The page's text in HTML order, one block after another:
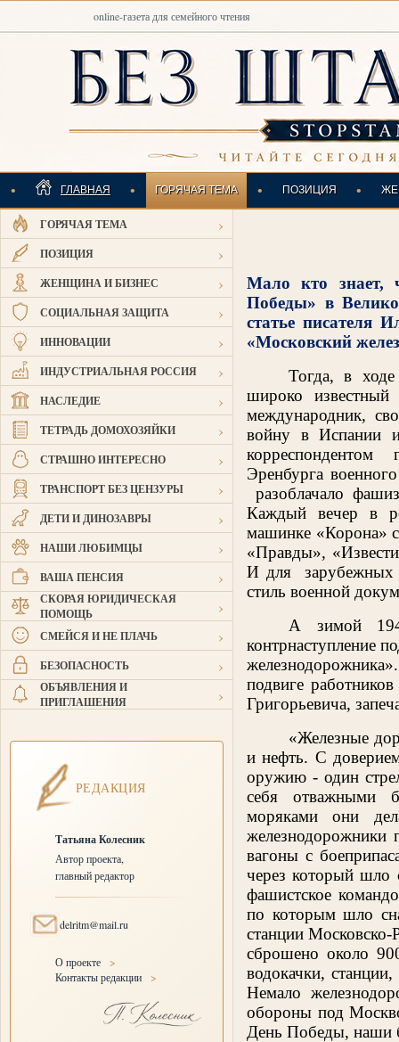
online-газета для семейного чтения
• ГЛАВНАЯ • ГОРЯЧАЯ ТЕМА • ПОЗИЦИЯ •
ИНДУСТРИАЛЬНАЯ
ГОРЯЧАЯ ТЕМА ›
ПОЗИЦИЯ ›
ЖЕНЩИНА И БИЗНЕС ›
СОЦИАЛЬНАЯ ЗАЩИТА ›
ИННОВАЦИИ ›
ИНДУСТРИАЛЬНАЯ РОССИЯ ›
НАСЛЕДИЕ ›
ТЕТРАДЬ ДОМОХОЗЯЙКИ ›
СТРАШНО ИНТЕРЕСНО ›
ТРАНСПОРТ БЕЗ ЦЕНЗУРЫ ›
ДЕТИ И ДИНОЗАВРЫ ›
НАШИ ЛЮБИМЦЫ ›
ВАША ПЕНСИЯ ›
СКОРАЯ ЮРИДИЧЕСКАЯ
ПОМОЩЬ
›
СМЕЙСЯ И НЕ ПЛАЧЬ ›
БЕЗОПАСНОСТЬ ›
ОБЪЯВЛЕНИЯ И
ПРИГЛАШЕНИЯ
›
РЕДАКЦИЯ
Татьяна Колесник
Автор проекта,
главный редактор
delritm@mail.ru
О проекте
>
Контакты редакции
>
Мало кто знает,
Победы» в
статье писателя
«Московский
Тогда, в
широко
международник,
войну в Испании
корреспондентом
Эренбурга
разоблачало
Каждый вечер в
машинке «Корона»
«Правды»,
И для
стиль военной
А зимой
контрнаступление
подвиге
Григорьевича,
«Железные
и нефть. С
оружию - один
себя отважными
моряками они
железнодорожники
вагоны с
через который шло
фашистское
по которым шло
станции Московско-
сброшено около
водокачки,
Немало
обороны под
День Победы, наши